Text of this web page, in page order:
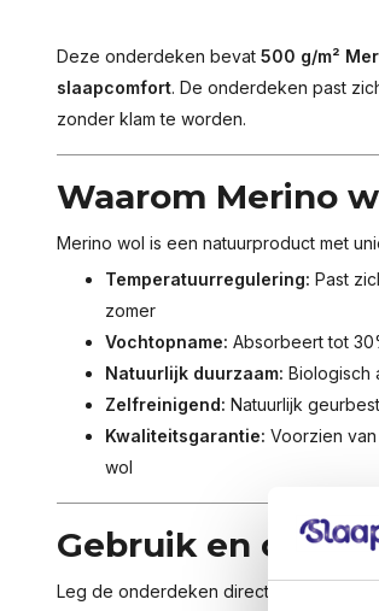
Deze onderdeken bevat 500 g/m²
slaapcomfort. De onderdeken past
zonder klam te worden.
Waarom Merino
Merino wol is een natuurproduct met
Temperatuurregulering: Past
zomer
Vochtopname: Absorbeert tot
Natuurlijk duurzaam: Biologisch
Zelfreinigend: Natuurlijk
Kwaliteitsgarantie: Voorzien
wol
Gebruik en
Leg de onderdeken direct op je